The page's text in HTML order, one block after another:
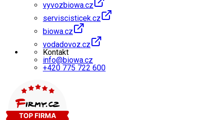
vyvozbiowa.cz
serviscisticek.cz
biowa.cz
vodadovoz.cz
Kontakt
info@biowa.cz
+420 775 722 600